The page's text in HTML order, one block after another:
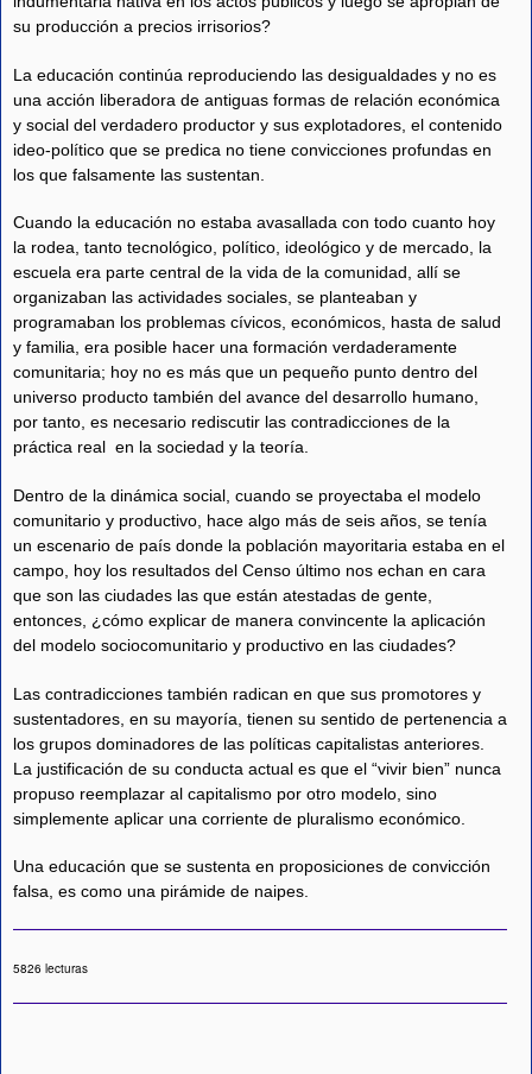
su producción a precios irrisorios?
La educación continúa reproduciendo las desigualdades y no es
una acción liberadora de antiguas formas de relación económica
y social del verdadero productor y sus explotadores, el contenido
ideo-político que se predica no tiene convicciones profundas en
los que falsamente las sustentan.
Cuando la educación no estaba avasallada con todo cuanto hoy
la rodea, tanto tecnológico, político, ideológico y de mercado, la
escuela era parte central de la vida de la comunidad, allí se
organizaban las actividades sociales, se planteaban y
programaban los problemas cívicos, económicos, hasta de salud
y familia, era posible hacer una formación verdaderamente
comunitaria; hoy no es más que un pequeño punto dentro del
universo producto también del avance del desarrollo humano,
por tanto, es necesario rediscutir las contradicciones de la
práctica real en la sociedad y la teoría.
Dentro de la dinámica social, cuando se proyectaba el modelo
comunitario y productivo, hace algo más de seis años, se tenía
un escenario de país donde la población mayoritaria estaba en el
campo, hoy los resultados del Censo último nos echan en cara
que son las ciudades las que están atestadas de gente,
entonces, ¿cómo explicar de manera convincente la aplicación
del modelo sociocomunitario y productivo en las ciudades?
Las contradicciones también radican en que sus promotores y
sustentadores, en su mayoría, tienen su sentido de pertenencia a
los grupos dominadores de las políticas capitalistas anteriores.
La justificación de su conducta actual es que el “vivir bien” nunca
propuso reemplazar al capitalismo por otro modelo, sino
simplemente aplicar una corriente de pluralismo económico.
Una educación que se sustenta en proposiciones de convicción
falsa, es como una pirámide de naipes.
5826 lecturas